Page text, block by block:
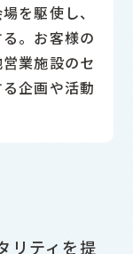
を駆使し、
。お客様の
業施設のセ
企画や活動
リティを提